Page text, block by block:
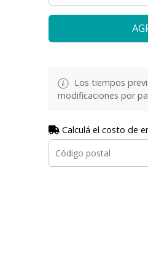
Los tiempos
modificaciones por
Calculá el costo de